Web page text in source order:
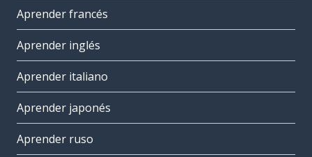
Aprender francés
Aprender inglés
Aprender italiano
Aprender japonés
Aprender ruso